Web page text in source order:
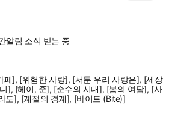
알림 소식 받는 중
페], [위험한 사랑], [서툰 우리 사랑은], [세상
], [헤이, 준], [순수의 시대], [봄의 여담], [사
도], [계절의 경계], [바이트 (Bite)]